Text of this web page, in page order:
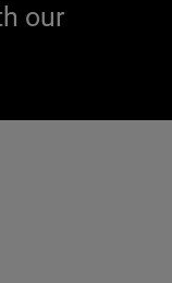
our